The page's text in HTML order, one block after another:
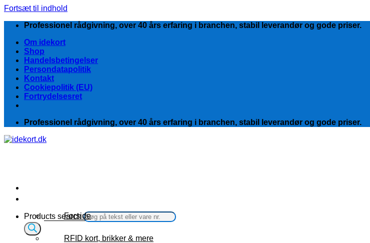
Fortsæt til indhold
Professionel rådgivning, over 40 års erfaring i branchen, stabil leverandør og gode priser.
Om idekort
Shop
Handelsbetingelser
Persondatapolitik
Kontakt
Cookiepolitik (EU)
Fortrydelsesret
Professionel rådgivning, over 40 års erfaring i branchen, stabil leverandør og gode priser.
Products search
Forside
RFID kort, brikker & mere